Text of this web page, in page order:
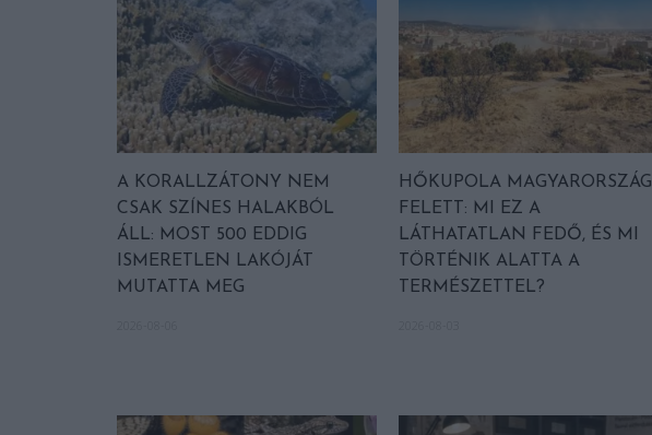
A KORALLZÁTONY NEM
CSAK SZÍNES HALAKBÓL
ÁLL: MOST 500 EDDIG
ISMERETLEN LAKÓJÁT
MUTATTA MEG
HŐKUPOLA MAGYARORSZÁG
FELETT: MI EZ A
LÁTHATATLAN FEDŐ, ÉS MI
TÖRTÉNIK ALATTA A
TERMÉSZETTEL?